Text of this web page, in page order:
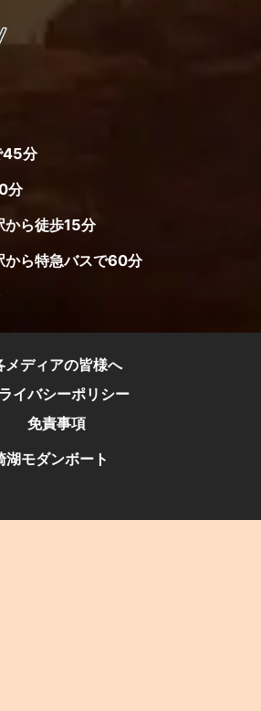
45分
分
から徒歩15分
から特急バスで60分
メディアの皆様へ
イバシーポリシー
免責事項
モダンボート